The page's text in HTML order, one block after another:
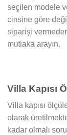
seçilen modele
cinsine göre
siparişi
mutlaka arayın.
Villa Kapısı
Villa kapısı
olarak
kadar olmalı